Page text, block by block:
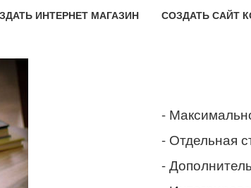
ИНТЕРНЕТ МАГАЗИН СОЗДАТЬ САЙТ
-
- Отдельная
-